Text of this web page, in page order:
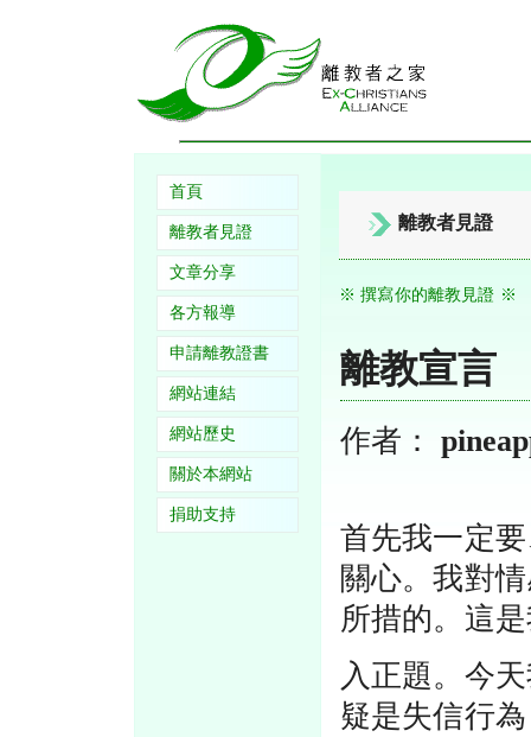
首頁
離教者見證
文章分享
各方報導
申請離教證書
網站連結
網站歷史
關於本網站
捐助支持
離教者見證
※ 撰寫你的離教見證 ※
離教宣言
作者：
首先我一定
關心。我對
所措的。這
入正題。今
疑是失信行